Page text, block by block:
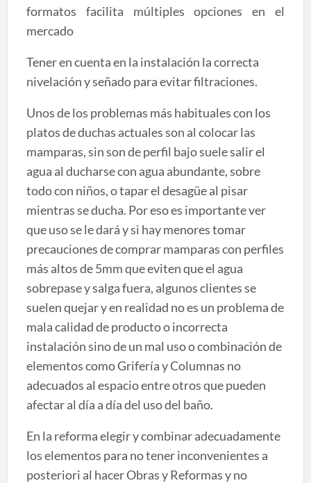
formatos facilita múltiples opciones en el
mercado
Tener en cuenta en la instalación la correcta
nivelación y señado para evitar filtraciones.
Unos de los problemas más habituales con los
platos de duchas actuales son al colocar las
mamparas, sin son de perfil bajo suele salir el
agua al ducharse con agua abundante, sobre
todo con niños, o tapar el desagüe al pisar
mientras se ducha. Por eso es importante ver
que uso se le dará y si hay menores tomar
precauciones de comprar mamparas con perfiles
más altos de 5mm que eviten que el agua
sobrepase y salga fuera, algunos clientes se
suelen quejar y en realidad no es un problema de
mala calidad de producto o incorrecta
instalación sino de un mal uso o combinación de
elementos como Grifería y Columnas no
adecuados al espacio entre otros que pueden
afectar al día a día del uso del baño.
En la reforma elegir y combinar adecuadamente
los elementos para no tener inconvenientes a
posteriori al hacer Obras y Reformas y no